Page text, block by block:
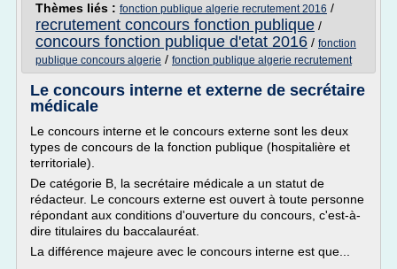
Thèmes liés : fonction publique algerie recrutement 2016 /
recrutement concours fonction publique /
concours fonction publique d'etat 2016 / fonction
publique concours algerie / fonction publique algerie recrutement
Le concours interne et externe de secrétaire
médicale
Le concours interne et le concours externe sont les deux
types de concours de la fonction publique (hospitalière et
territoriale).
De catégorie B, la secrétaire médicale a un statut de
rédacteur. Le concours externe est ouvert à toute personne
répondant aux conditions d'ouverture du concours, c'est-à-
dire titulaires du baccalauréat.
La différence majeure avec le concours interne est que...